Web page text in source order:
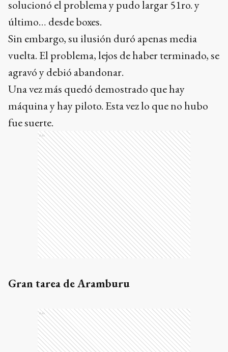
solucionó el problema y pudo largar 51ro. y
último… desde boxes.
Sin embargo, su ilusión duró apenas media
vuelta. El problema, lejos de haber terminado, se
agravó y debió abandonar.
Una vez más quedó demostrado que hay
máquina y hay piloto. Esta vez lo que no hubo
fue suerte.
Ads
Gran tarea de Aramburu
Ads